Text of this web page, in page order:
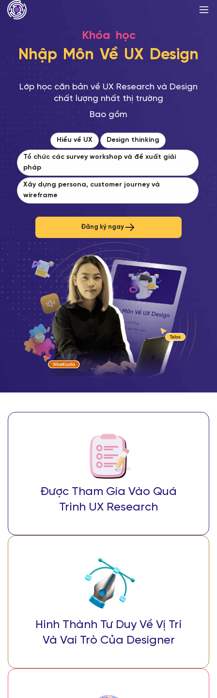
Khóa học
Nhập Môn Về UX Design
Lớp học căn bản về UX Research và Design
chất lượng nhất thị trường
Bao gồm
Hiểu về UX Design thinking
Tổ chức các survey workshop và đề xuất giải
pháp
Xây dựng persona, customer journey và
wireframe
Đăng ký ngay
Được Tham Gia Vào Quá
Trình UX Research
Hình Thành Tư Duy Về Vị Trí
Và Vai Trò Của Designer